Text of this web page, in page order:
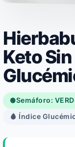
Keto
🟢Semáforo:
🩸 Índice